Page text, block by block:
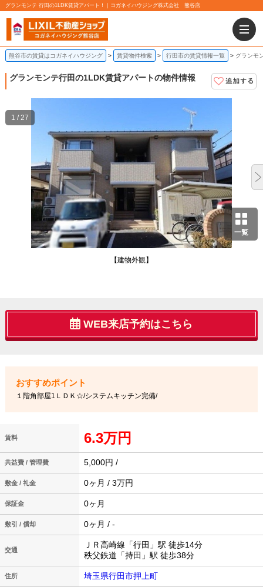
グランモンテ 行田の1LDK賃貸アパート！｜コガネイハウジング株式会社 熊谷店
熊谷市の賃貸はコガネイハウジング 賃貸物件検索 行田市の賃貸情報一覧 グランモ
グランモンテ行田の1LDK賃貸アパートの物件情報
一覧
【建物外観】
1 / 27
WEB来店予約はこちら
１階角部屋1ＬＤＫ☆/システムキッチン完備/
賃料 6.3万円
共益費 / 管理費 5,000円 /
敷金 / 礼金 0ヶ月 / 3万円
保証金 0ヶ月
敷引 / 償却 0ヶ月 / -
交通
ＪＲ高崎線「行田」駅 徒歩14分
秩父鉄道「持田」駅 徒歩38分
住所 埼玉県行田市押上町